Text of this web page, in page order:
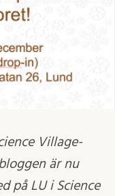
Village-
är nu
på LU i Science